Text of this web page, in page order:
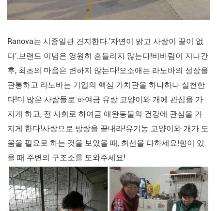
Ranova는 시종일관 견지한다.'자연이 맑고 사랑이 끝이 없
다'.브랜드 이념은 영원히 흔들리지 않는다!비바람이 지나간
후, 최초의 마음은 변하지 않는다!오소애는 라노바의 성장을
관통하고 라노바는 기업의 핵심 가치관을 하나하나 실천한
다!더 많은 사람들로 하여금 유랑 고양이와 개에 관심을 가
지게 하고, 전 사회로 하여금 애완동물의 건강에 관심을 가
지게 한다!사랑으로 방랑을 끝내라!유기농 고양이와 개가 도
움을 필요로 하는 것을 보았을 때, 최선을 다하세요!힘이 있
을 때 주변의 구조소를 도와주세요!